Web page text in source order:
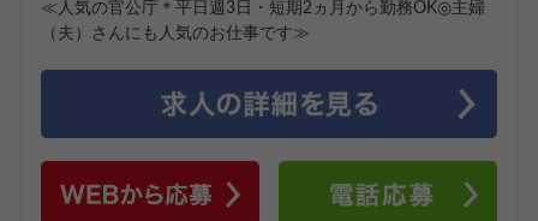
≪人気の官公庁＊平日週3日・短期2ヵ月から勤務OK◎主婦
（夫）さんにも人気のお仕事です≫